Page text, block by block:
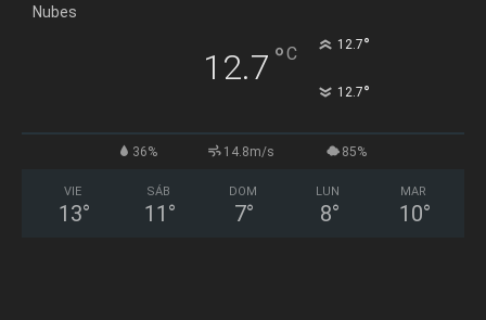
Nubes
12.7 °C 12.7°
12.7°
36% 14.8m/s 85%
VIE
13°
SÁB
11 °
DOM
7°
LUN
8°
MAR
10°